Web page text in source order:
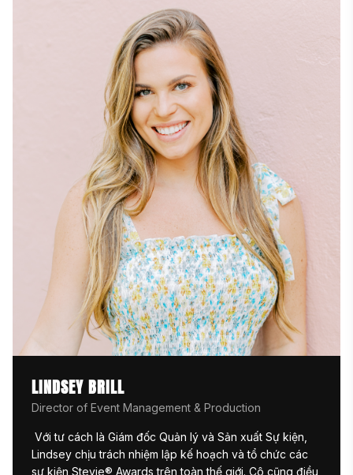
Alissa có chứng chỉ về Tiếp thị Xã hội và tốt nghiệp Cử
nhân Mỹ thuật chuyên ngành Thiết kế Đồ họa tại Trường
LINDSEY BRILL
Director of Event Management & Production
Với tư cách là Giám đốc Quản lý và Sản xuất Sự kiện,
Lindsey chịu trách nhiệm lập kế hoạch và tổ chức các
sự kiện Stevie® Awards trên toàn thế giới. Cô cũng điều